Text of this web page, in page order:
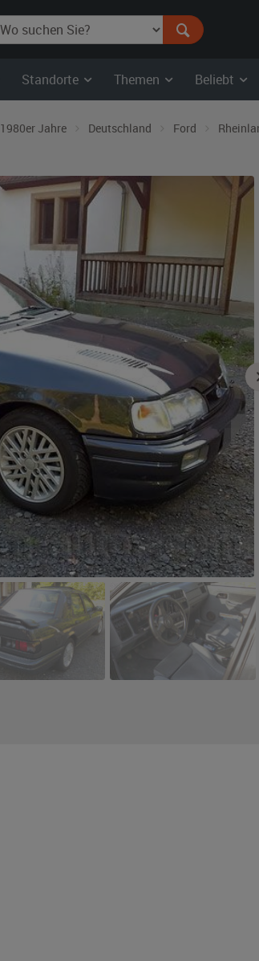
Standorte Themen Beliebt
1980er Jahre Deutschland Ford